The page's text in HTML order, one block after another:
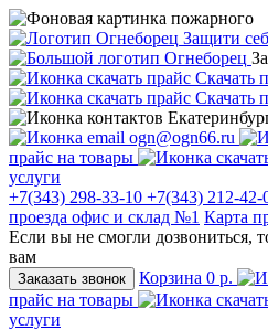
Защити
Скачать
Скачать
ogn@ogn66.ru
прайс на товары
услуги
+7(343) 298-33-10 +7(343) 212-42-
проезда офис и склад №1 Карта
Если вы не смогли дозвониться,
вам
Заказать звонок Корзина 0 р.
прайс на товары
услуги